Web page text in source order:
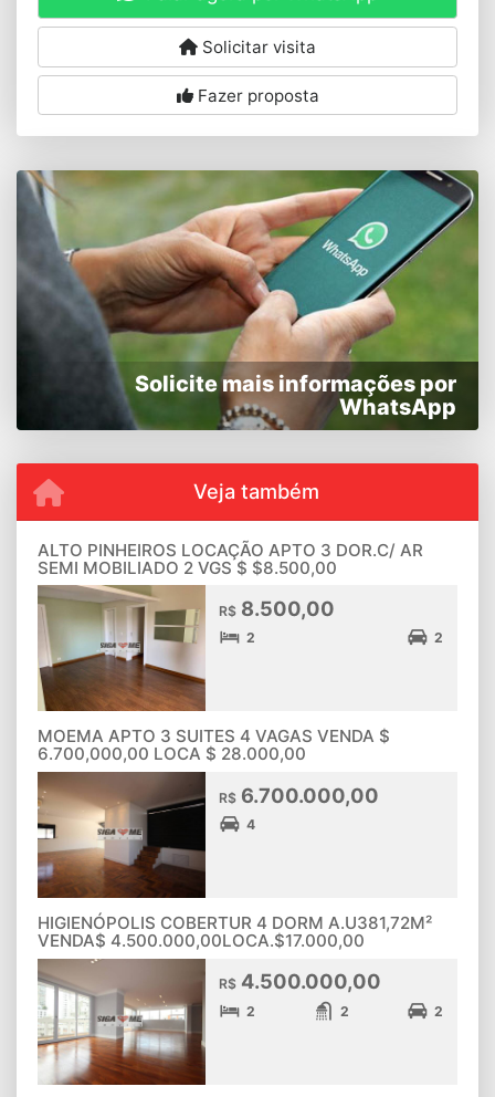
Solicitar visita
Fazer proposta
Solicite mais informações por
WhatsApp
Veja também
ALTO PINHEIROS LOCAÇÃO APTO 3 DOR.C/ AR
SEMI MOBILIADO 2 VGS $ $8.500,00
R$ 8.500,00
2 2
MOEMA APTO 3 SUITES 4 VAGAS VENDA $
6.700,000,00 LOCA $ 28.000,00
R$ 6.700.000,00
4
HIGIENÓPOLIS COBERTUR 4 DORM A.U381,72M²
VENDA$ 4.500.000,00LOCA.$17.000,00
R$ 4.500.000,00
2 2 2